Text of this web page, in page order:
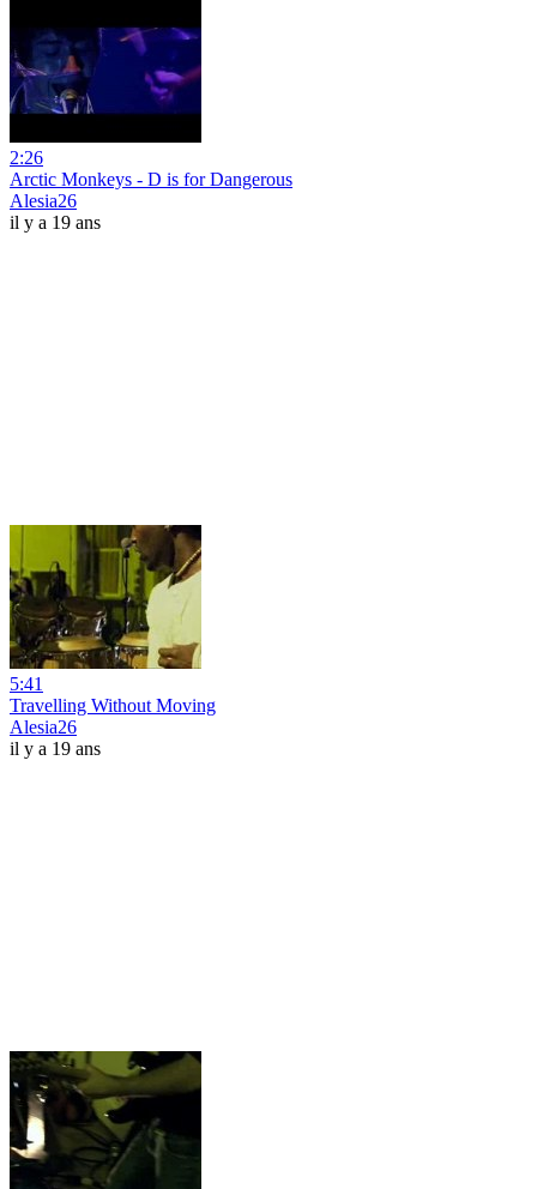
2:26
Arctic Monkeys - D is for Dangerous
Alesia26
il y a 19 ans
5:41
Travelling Without Moving
Alesia26
il y a 19 ans